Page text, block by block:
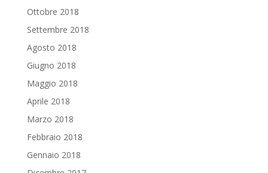
Ottobre 2018
Settembre 2018
Agosto 2018
Giugno 2018
Maggio 2018
Aprile 2018
Marzo 2018
Febbraio 2018
Gennaio 2018